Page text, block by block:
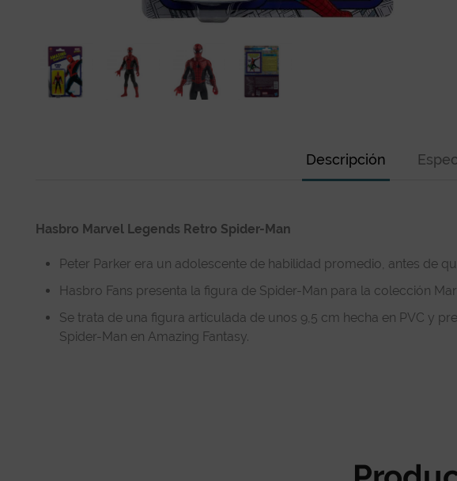
Descripción
Hasbro Marvel Legends Retro Spider-Man
Peter Parker era un adolescente de habilidad promedio, antes de
Hasbro Fans presenta la figura de Spider-Man para la colección
Se trata de una figura articulada de unos 9,5 cm hecha en PVC y
Spider-Man en Amazing Fantasy.